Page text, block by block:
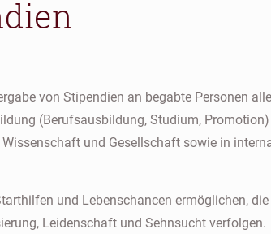
von Stipendien an begabte Personen
(Berufsausbildung, Studium,
und Gesellschaft sowie in
und Lebenschancen ermöglichen,
Leidenschaft und Sehnsucht verfolgen.